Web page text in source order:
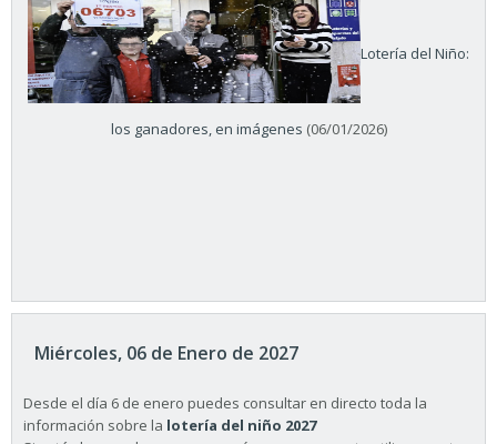
Lotería del Niño:
los ganadores, en imágenes (06/01/2026)
Miércoles, 06 de Enero de 2027
Desde el día 6 de enero puedes consultar en directo toda la
información sobre la lotería del niño 2027